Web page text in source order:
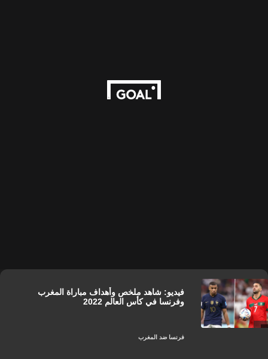
فرنسا ضد المغرب
فيديو: شاهد ملخص وأهداف مباراة المغرب
وفرنسا في كأس العالم 2022